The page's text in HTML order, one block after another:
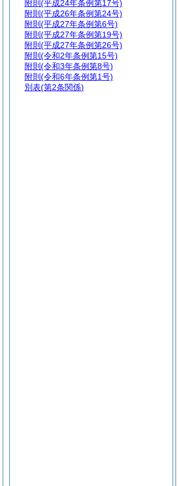
附則 (平成24年条例第17号)
附則 (平成26年条例第24号)
附則 (平成27年条例第6号)
附則 (平成27年条例第19号)
附則 (平成27年条例第26号)
附則 (令和2年条例第15号)
附則 (令和3年条例第8号)
附則 (令和6年条例第1号)
別表(第2条関係)